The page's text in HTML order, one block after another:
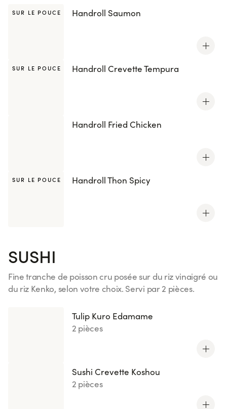
parfait pour un repas gourmand. Découvrez nos 4
SUR LE POUCE Handroll Saumon
SUR LE POUCE Handroll Crevette Tempura
Handroll Fried Chicken
SUR LE POUCE Handroll Thon Spicy
SUSHI
Fine tranche de poisson cru posée sur du riz vinaigré ou
du riz Kenko, selon votre choix. Servi par 2 pièces.
Tulip Kuro Edamame
2 pièces
Sushi Crevette Koshou
2 pièces